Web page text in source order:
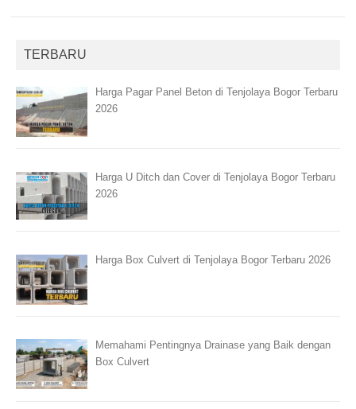
TERBARU
Harga Pagar Panel Beton di Tenjolaya Bogor Terbaru
2026
Harga U Ditch dan Cover di Tenjolaya Bogor Terbaru
2026
Harga Box Culvert di Tenjolaya Bogor Terbaru 2026
Memahami Pentingnya Drainase yang Baik dengan
Box Culvert